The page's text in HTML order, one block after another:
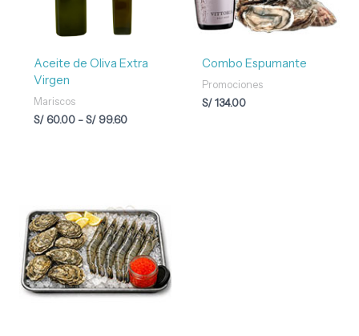
Aceite de Oliva Extra
Virgen
Mariscos
S/60.00 - S/99.60
Combo Espumante
Promociones
S/134.00